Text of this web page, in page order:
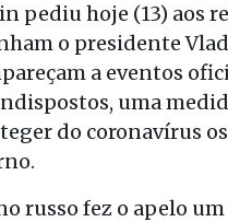
pediu hoje (13) aos
o presidente
a eventos
uma
do coronavírus
russo fez o apelo